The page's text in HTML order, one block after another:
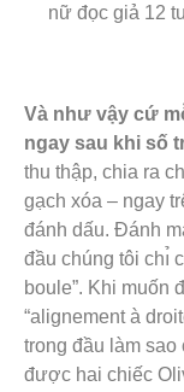
nữ đọc giả 12
Và như vậy cứ
ngay sau khi số
thu thập, chia ra
gạch xóa – ngay
đánh dấu. Đánh
đầu chúng tôi chı̉
boule”. Khi muốn
“alignement à
trong đầu làm
được hai chiếc